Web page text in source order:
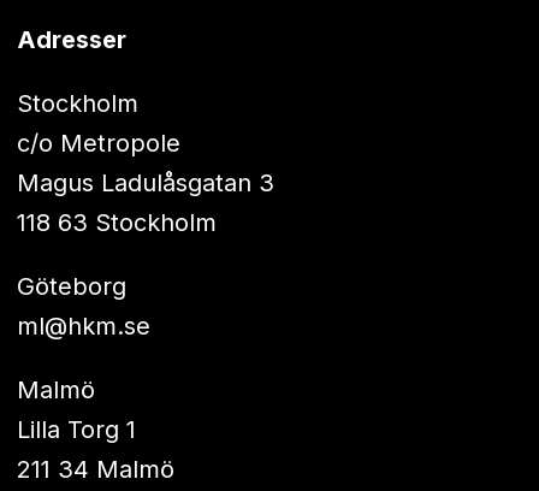
Adresser
Stockholm
c/o Metropole
Magus Ladulåsgatan 3
118 63 Stockholm
Göteborg
ml@hkm.se
Malmö
Lilla Torg 1
211 34 Malmö